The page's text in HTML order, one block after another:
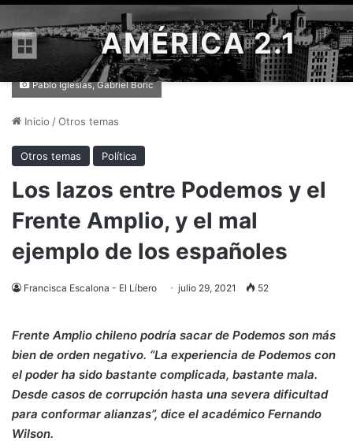
Menú AMÉRICA 2.1
Pablo Iglesias, Gabriel Boric
Inicio /Otros temas
Otros temas Política
Los lazos entre Podemos y el
Frente Amplio, y el mal
ejemplo de los españoles
Francisca Escalona - El Líbero julio 29, 2021 52
Frente Amplio chileno podría sacar de Podemos son más
bien de orden negativo. “La experiencia de Podemos con
el poder ha sido bastante complicada, bastante mala.
Desde casos de corrupción hasta una severa dificultad
para conformar alianzas”, dice el académico Fernando
Wilson.